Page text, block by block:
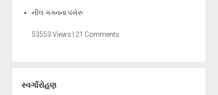
નીલ ગગનના પંખેરુ
53553 Views | 21 Comments
સ્વર્ગારોહણ